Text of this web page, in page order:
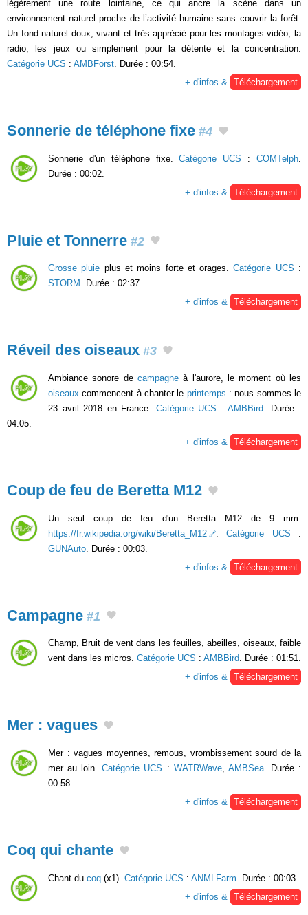
légèrement une route lointaine, ce qui ancre la scène dans un
environnement naturel proche de l’activité humaine sans couvrir la forêt.
Un fond naturel doux, vivant et très apprécié pour les montages vidéo, la
radio, les jeux ou simplement pour la détente et la concentration.
Catégorie UCS : AMBForst . Durée : 00:54.
+ d'infos &
Téléchargement
Sonnerie de téléphone fixe #4
Sonnerie d'un téléphone fixe.Catégorie UCS :COMTelph
Durée : 00:02.
+ d'infos &
Téléchargement
Pluie et Tonnerre #2
Grosse pluie plus et moins forte et orages.Catégorie UCS :
STORM . Durée : 02:37.
+ d'infos & Téléchargement
Réveil des oiseaux #3
Ambiance sonore de campagne à l'aurore, le moment où les
oiseaux commencent à chanter le printemps : nous sommes le
23 avril 2018 en France. Catégorie UCS : AMBBird . Durée :
04:05.
+ d'infos &
Téléchargement
Coup de feu de Beretta M12
Un seul coup de feu d'un Beretta M12 de 9 mm.
https://fr.wikipedia.org/wiki/Beretta_M12
.Catégorie UCS :
GUNAuto . Durée : 00:03.
+ d'infos &
Téléchargement
Campagne #1
Champ, Bruit de vent dans les feuilles, abeilles, oiseaux, faible
vent dans les micros. Catégorie UCS : AMBBird. Durée : 01:51.
+ d'infos & Téléchargement
Mer : vagues
Mer : vagues moyennes, remous, vrombissement sourd de la
mer au loin.Catégorie UCS : WATRWave, AMBSea. Durée :
00:58.
+ d'infos &
Téléchargement
Coq qui chante
Chant du coq (x1). Catégorie UCS : ANMLFarm . Durée : 00:03.
+ d'infos &
Téléchargement